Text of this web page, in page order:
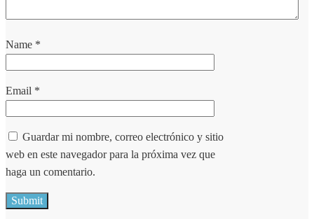
Name *
Email *
Guardar mi nombre, correo electrónico y sitio
web en este navegador para la próxima vez que
haga un comentario.